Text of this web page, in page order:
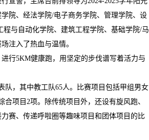
院、经法学院/电子商务学院、管理学院、设
与自动化学院、建筑工程学院、基础学院/马
注入了热血与温情。
行5KM健康跑，用坚定的步伐谱写着活力与
队，其中教工队65人。比赛项目包括甲组男女
项目2项。除传统项目外，还设有旋风跑、
赛、传递呼啦圈等趣味项目和团体项目的比